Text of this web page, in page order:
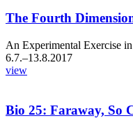
The Fourth
An Experimental Exercise
6.7.–13.8.2017
view
Bio 25: Faraway, So